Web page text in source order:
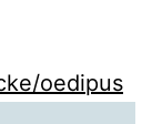
oedipus